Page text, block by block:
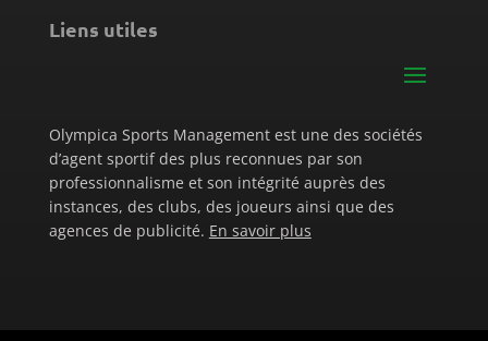
Liens utiles
Olympica Sports Management est une des sociétés
d’agent sportif des plus reconnues par son
professionnalisme et son intégrité auprès des
instances, des clubs, des joueurs ainsi que des
agences de publicité. En savoir plus